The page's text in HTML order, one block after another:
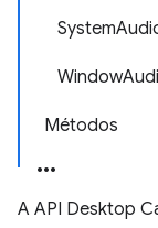
Métodos
A API Desktop